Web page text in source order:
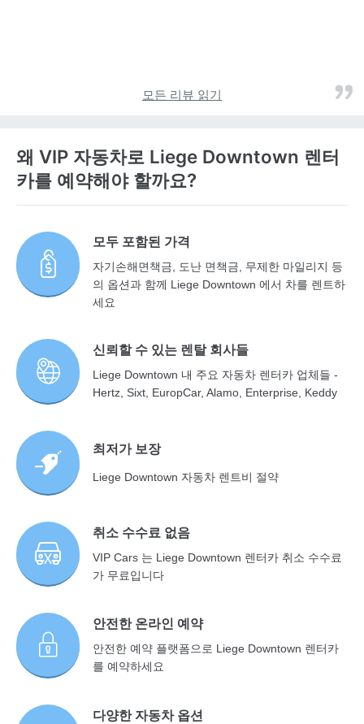
모든 리뷰 읽기
왜 VIP 자동차로 Liege Downtown 렌터
카를 예약해야 할까요?
모두 포함된 가격
자기손해면책금, 도난 면책금, 무제한 마일리지 등
의 옵션과 함께 Liege Downtown 에서 차를 렌트하
세요
신뢰할 수 있는 렌탈 회사들
Liege Downtown 내 주요 자동차 렌터카 업체들 -
Hertz, Sixt, EuropCar, Alamo, Enterprise, Keddy
최저가 보장
Liege Downtown 자동차 렌트비 절약
취소 수수료 없음
VIP Cars 는 Liege Downtown 렌터카 취소 수수료
가 무료입니다
안전한 온라인 예약
안전한 예약 플랫폼으로 Liege Downtown 렌터카
를 예약하세요
다양한 자동차 옵션